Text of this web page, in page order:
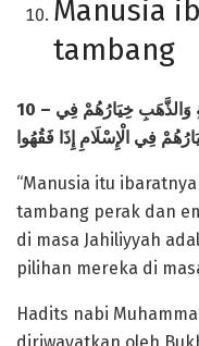
Manusia
tambang
10 – وَالذَّهَبِ خِيَارُهُمْ فِي
فِي الْإِسْلَامِ إِذَا فَقُهُوا
“Manusia itu
tambang perak dan
di masa Jahiliyyah
pilihan mereka di
Hadits nabi